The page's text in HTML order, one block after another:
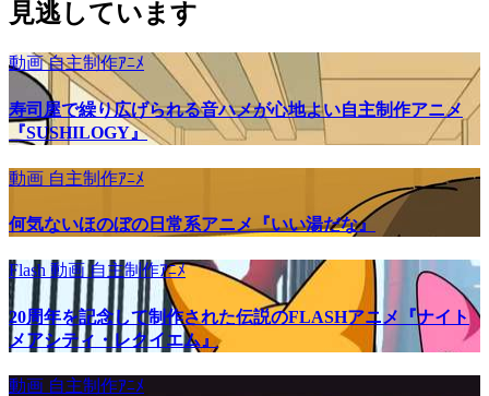
見逃しています
動画自主制作ｱﾆﾒ
寿司屋で繰り広げられる音ハメが心地よい自主制作アニメ
『SUSHILOGY』
動画 自主制作ｱﾆﾒ
何気ないほのぼの日常系アニメ『いい湯だな』
Flash 動画自主制作ｱﾆﾒ
20周年を記念して制作された伝説のFLASHアニメ『ナイト
メアシティ・レクイエム』
動画 自主制作ｱﾆﾒ